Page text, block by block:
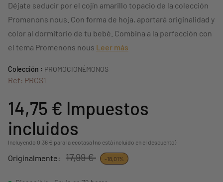
Déjate seducir por el cojín amarillo topacio de la colección
Promenons nous. Con forma de hoja, aportará originalidad y
color al dormitorio de tu bebé. Combina a la perfección con
el tema Promenons nous Leer más
Colección : PROMOCIONÉMONOS
Ref: PRCS1
14,75 € Impuestos
incluidos
Incluyendo 0,36 € para la ecotasa (no está incluido en el descuento)
Originalmente: 17,99 € -18,01%